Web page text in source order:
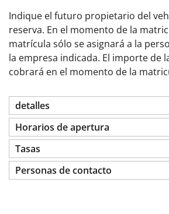
Indique el futuro propietario del
reserva. En el momento de la
matrícula sólo se asignará a la
la empresa indicada. El importe de
cobrará en el momento de la
detalles
Horarios de apertura
Tasas
Personas de contacto